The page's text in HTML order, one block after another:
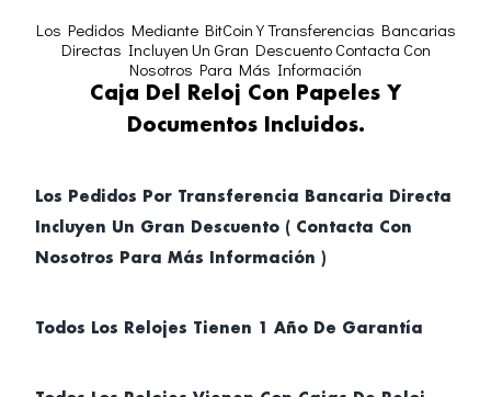
Los Pedidos Mediante BitCoin Y Transferencias Bancarias
Directas Incluyen Un Gran Descuento Contacta Con
Nosotros Para Más Información
Caja Del Reloj Con Papeles Y
Documentos Incluidos.
Los Pedidos Por Transferencia Bancaria Directa
Incluyen Un Gran Descuento ( Contacta Con
Nosotros Para Más Información )
Todos Los Relojes Tienen 1 Año De Garantía